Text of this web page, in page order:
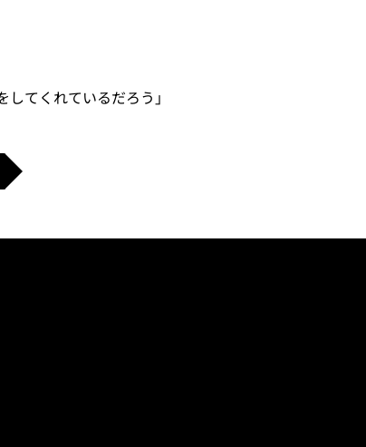
してくれているだろう｣